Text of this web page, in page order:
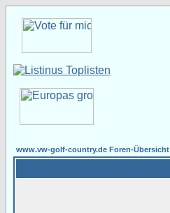
www.vw-golf-country.de Foren-Übersicht